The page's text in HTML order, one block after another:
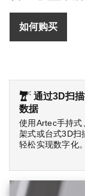
如何购买
通过3D扫
数据
使用Artec手持式
架式或台式3D扫
轻松实现数字化。